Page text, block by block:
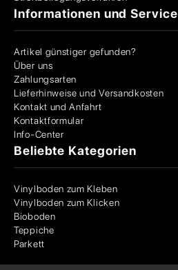
Informationen und Service
Artikel günstiger gefunden?
Über uns
Zahlungsarten
Lieferhinweise und Versandkosten
Kontakt und Anfahrt
Kontaktformular
Info-Center
Beliebte Kategorien
Vinylboden zum Kleben
Vinylboden zum Klicken
Bioboden
Teppiche
Parkett